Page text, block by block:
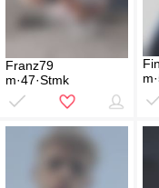
Franz79
m·47·Stmk